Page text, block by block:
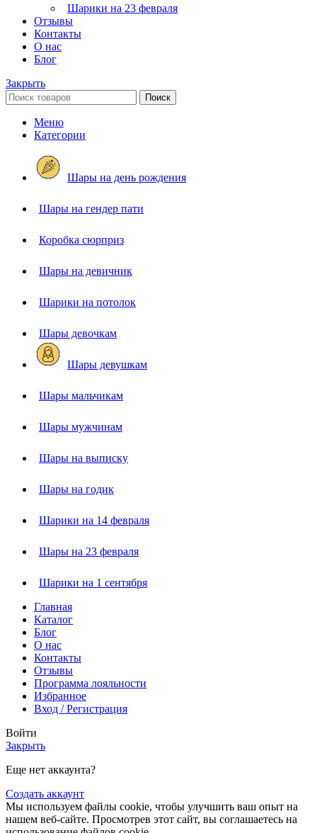
Шарики на 23 февраля
Отзывы
Контакты
О нас
Блог
Закрыть
Поиск
Меню
Категории
Шары на день рождения
Шары на гендер пати
Коробка сюрприз
Шары на девичник
Шарики на потолок
Шары девочкам
Шары девушкам
Шары мальчикам
Шары мужчинам
Шары на выписку
Шары на годик
Шарики на 14 февраля
Шары на 23 февраля
Шарики на 1 сентября
Главная
Каталог
Блог
О нас
Контакты
Отзывы
Программа лояльности
Избранное
Вход / Регистрация
Войти
Закрыть
Еще нет аккаунта?
Создать аккаунт
Мы используем файлы cookie, чтобы улучшить ваш опыт на
нашем веб-сайте. Просмотрев этот сайт, вы соглашаетесь на